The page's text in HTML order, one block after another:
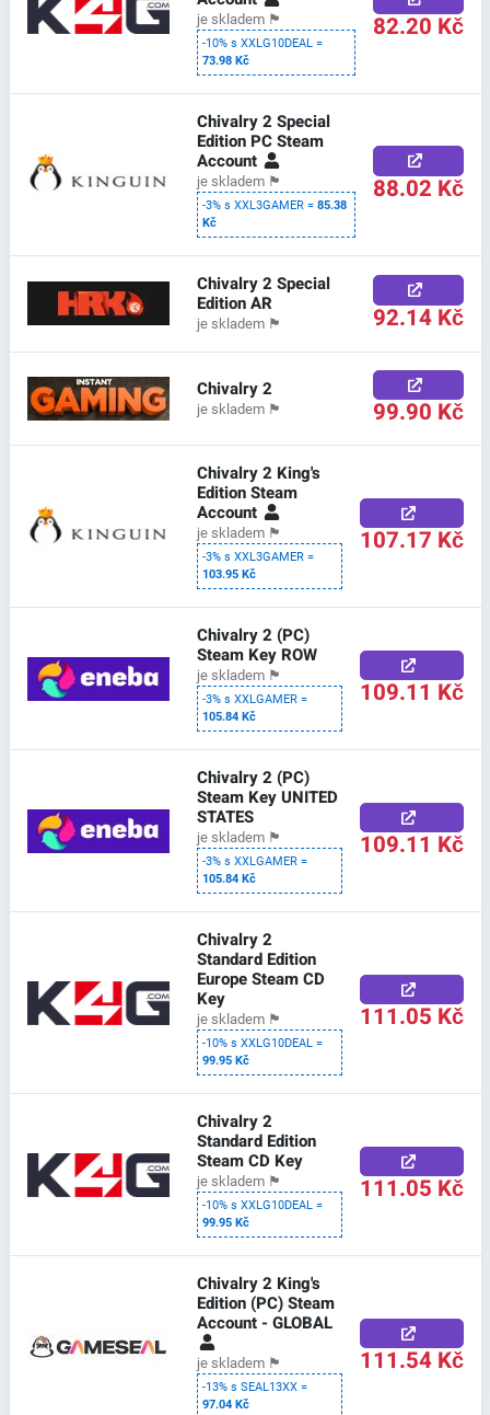
je skladem 🏴
-10% s XXLG10DEAL =
73.98 Kč
82.20 Kč
Chivalry 2 Special
Edition PC Steam
Account
je skladem 🏴
-3% s XXL3GAMER =85.38
Kč
88.02 Kč
Chivalry 2 Special
Edition AR
je skladem 🏴 92.14 Kč
Chivalry 2
je skladem 🏴 99.90 Kč
Chivalry 2 King's
Edition Steam
Account
je skladem 🏴
-3% s XXL3GAMER =
103.95 Kč
107.17 Kč
Chivalry 2 (PC)
Steam Key ROW
je skladem 🏴
-3% s XXLGAMER =
105.84 Kč
109.11 Kč
Chivalry 2 (PC)
Steam Key UNITED
STATES
je skladem 🏴
-3% s XXLGAMER =
105.84 Kč
109.11 Kč
Chivalry 2
Standard Edition
Europe Steam CD
Key
je skladem 🏴
-10% s XXLG10DEAL =
99.95 Kč
111.05 Kč
Chivalry 2
Standard Edition
Steam CD Key
je skladem 🏴
-10% s XXLG10DEAL =
99.95 Kč
111.05 Kč
Chivalry 2 King's
Edition (PC) Steam
Account - GLOBAL
je skladem 🏴
-13% s SEAL13XX =
97.04 Kč
111.54 Kč